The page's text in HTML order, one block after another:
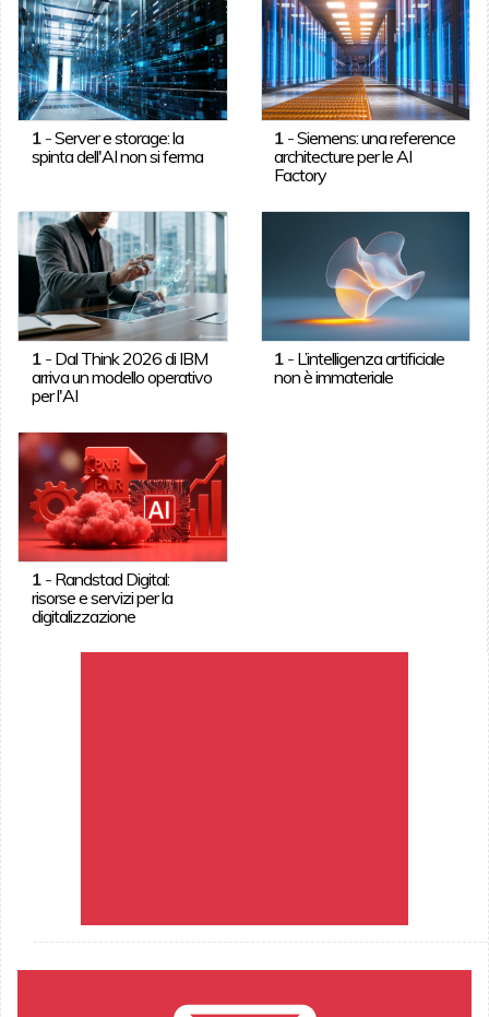
1-Server e storage: la
spinta dell'AI non si ferma
1 -Siemens: una reference
architecture per le AI
Factory
1- Dal Think 2026 di IBM
arriva un modello operativo
per l'AI
1 - L’intelligenza artificiale
non è immateriale
1- Randstad Digital:
risorse e servizi per la
digitalizzazione